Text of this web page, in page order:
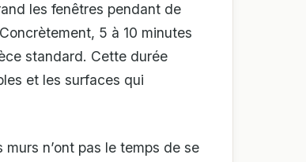
les fenêtres pendant de
5 à 10 minutes
standard. Cette durée
et les surfaces qui
n’ont pas le temps de se